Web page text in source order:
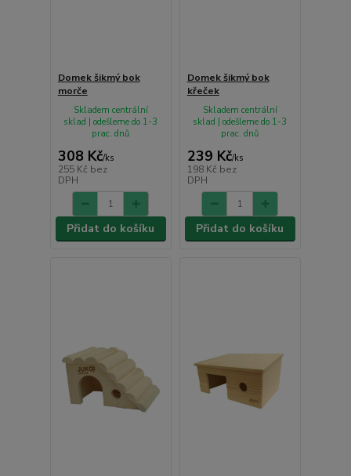
Domek šikmý bok
morče
308 Kč/ks
255 Kč bez
DPH
Skladem centrální
sklad | odešleme do 1-3
prac. dnů
Přidat do košíku
Domek šikmý bok
křeček
239 Kč/ks
198 Kč bez
DPH
Skladem centrální
sklad | odešleme do 1-3
prac. dnů
Přidat do košíku